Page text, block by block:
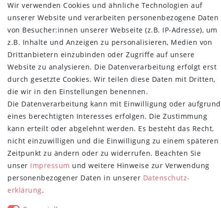
MYPOPUPCLUB
Über uns
Retoure
Versand- und Zahlungsbedingungen
NEWSLETTER
E-MAIL **
Newsletter
Honig
Hiermit bestätige ich, dass ich die Daten­schutz­erklärunggelesen habe.
Meine Einwilligung kann ich jederzeit widerrufen.**
Abonnieren
Wir verwenden Cookies und ähnliche Technologien auf
unserer Website und verarbeiten personenbezogene Daten
von Besucher:innen unserer Webseite (z.B. IP-Adresse), um
z.B. Inhalte und Anzeigen zu personalisieren, Medien von
Drittanbietern einzubinden oder Zugriffe auf unsere
Website zu analysieren. Die Datenverarbeitung erfolgt erst
durch gesetzte Cookies. Wir teilen diese Daten mit Dritten,
die wir in den Einstellungen benennen.
Die Datenverarbeitung kann mit Einwilligung oder aufgrund
eines berechtigten Interesses erfolgen. Die Zustimmung
kann erteilt oder abgelehnt werden. Es besteht das Recht,
nicht einzuwilligen und die Einwilligung zu einem späteren
Zeitpunkt zu ändern oder zu widerrufen. Beachten Sie
unser Impressum und weitere Hinweise zur Verwendung
personenbezogener Daten in unserer Daten­schutz­
erklärung.